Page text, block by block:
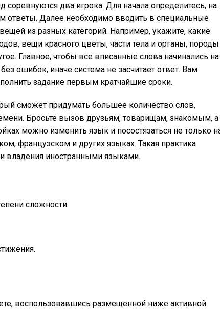
два игрока. Для начала определитесь, на
ответы. Далее необходимо вводить в специальные
из разных категорий. Например, укажите, какие
вещи красного цветы, части тела и органы, породы
Главное, чтобы все вписанные слова начинались на
ошибок, иначе система не засчитает ответ. Вам
задание первым кратчайшие сроки.
сможет придумать большее количество слов,
Бросьте вызов друзьям, товарищам, знакомым, а
можно изменить язык и посостязаться не только
французском и других языках. Такая практика
владения иностранными языками.
сложности.
воспользовавшись размещенной ниже активной